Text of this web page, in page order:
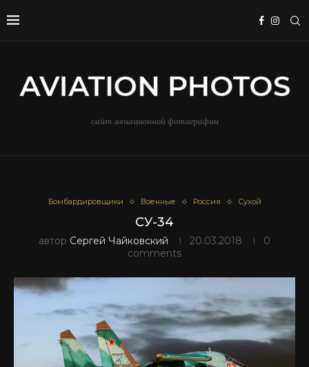
сайт авиационной фотографии
Бомбардировщики Военные Россия Сухой
СУ-34
автор Сергей Чайковский 20.03.2018
0
comments